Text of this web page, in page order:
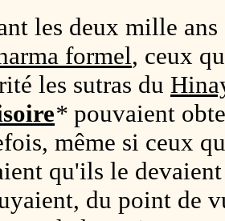
les deux mille
formel, ceux
les sutras du
* pouvaient
même si ceux
qu'ils le
du point de